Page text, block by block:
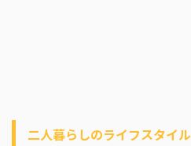
二人暮らしのライフスタイル